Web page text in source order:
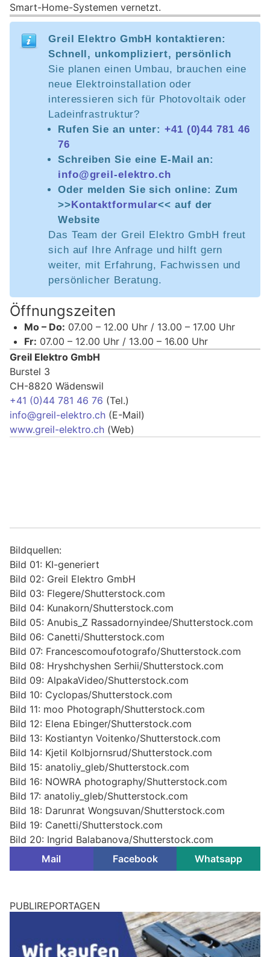
Smart-Home-Systemen vernetzt.
Greil Elektro GmbH kontaktieren:
Schnell, unkompliziert, persönlich
Sie planen einen Umbau, brauchen eine
neue Elektroinstallation oder
interessieren sich für Photovoltaik oder
Ladeinfrastruktur?
Rufen Sie an unter: +41 (0)44 781 46
76
Schreiben Sie eine E-Mail an:
info@greil-elektro.ch
Oder melden Sie sich online: Zum
>> Kontaktformular<< auf der
Website
Das Team der Greil Elektro GmbH freut
sich auf Ihre Anfrage und hilft gern
weiter, mit Erfahrung, Fachwissen und
persönlicher Beratung.
Öffnungszeiten
Mo – Do: 07.00 – 12.00 Uhr / 13.00 – 17.00 Uhr
Fr: 07.00 – 12.00 Uhr / 13.00 – 16.00 Uhr
Greil Elektro GmbH
Burstel 3
CH-8820 Wädenswil
+41 (0)44 781 46 76 (Tel.)
info@greil-elektro.ch ​ (E-Mail)
www.greil-elektro.ch (Web)
Bildquellen:
Bild 01: KI-generiert
Bild 02: Greil Elektro GmbH
Bild 03: Flegere/Shutterstock.com
Bild 04: Kunakorn/Shutterstock.com
Bild 05: Anubis_Z Rassadornyindee/Shutterstock.com
Bild 06: Canetti/Shutterstock.com
Bild 07: Francescomoufotografo/Shutterstock.com
Bild 08: Hryshchyshen Serhii/Shutterstock.com
Bild 09: AlpakaVideo/Shutterstock.com
Bild 10: Cyclopas/Shutterstock.com
Bild 11: moo Photograph/Shutterstock.com
Bild 12: Elena Ebinger/Shutterstock.com
Bild 13: Kostiantyn Voitenko/Shutterstock.com
Bild 14: Kjetil Kolbjornsrud/Shutterstock.com
Bild 15: anatoliy_gleb/Shutterstock.com
Bild 16: NOWRA photography/Shutterstock.com
Bild 17: anatoliy_gleb/Shutterstock.com
Bild 18: Darunrat Wongsuvan/Shutterstock.com
Bild 19: Canetti/Shutterstock.com
Bild 20: Ingrid Balabanova/Shutterstock.com
Mail
Facebook Whatsapp
PUBLIREPORTAGEN